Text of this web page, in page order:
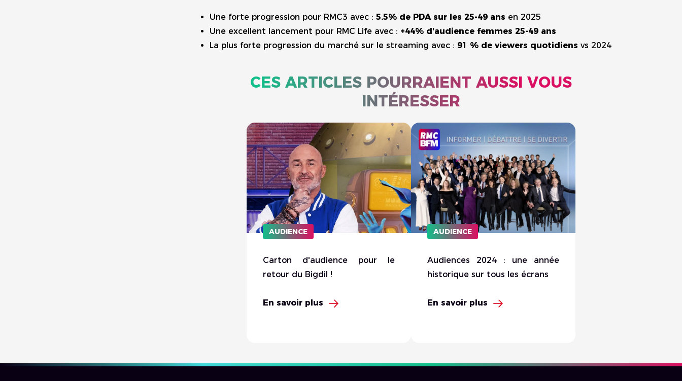
Une forte progression pour RMC3 avec : 5.5% de PDA sur les 25-49 ans en 2025
Une excellent lancement pour RMC Life avec : +44% d'audience femmes 25-49 ans
La plus forte progression du marché sur le streaming avec : 91 % de viewers quotidiens vs 2024
CES ARTICLES POURRAIENT AUSSI VOUS
INTÉRESSER
Carton d'audience pour le
retour du Bigdil !
En savoir plus
AUDIENCE
Audiences 2024 : une année
historique sur tous les écrans
En savoir plus
AUDIENCE